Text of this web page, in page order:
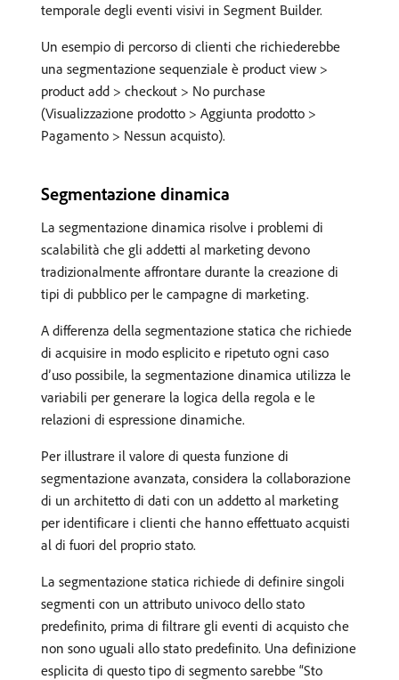
temporale degli eventi visivi in Segment Builder.
Un esempio di percorso di clienti che richiederebbe
una segmentazione sequenziale è product view >
product add > checkout > No purchase
(Visualizzazione prodotto > Aggiunta prodotto >
Pagamento > Nessun acquisto).
Segmentazione dinamica
La segmentazione dinamica risolve i problemi di
scalabilità che gli addetti al marketing devono
tradizionalmente affrontare durante la creazione di
tipi di pubblico per le campagne di marketing.
A differenza della segmentazione statica che richiede
di acquisire in modo esplicito e ripetuto ogni caso
d’uso possibile, la segmentazione dinamica utilizza le
variabili per generare la logica della regola e le
relazioni di espressione dinamiche.
Per illustrare il valore di questa funzione di
segmentazione avanzata, considera la collaborazione
di un architetto di dati con un addetto al marketing
per identificare i clienti che hanno effettuato acquisti
al di fuori del proprio stato.
La segmentazione statica richiede di definire singoli
segmenti con un attributo univoco dello stato
predefinito, prima di filtrare gli eventi di acquisto che
non sono uguali allo stato predefinito. Una definizione
esplicita di questo tipo di segmento sarebbe “Sto